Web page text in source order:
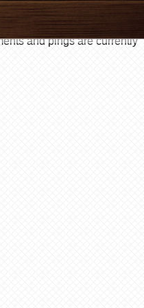
and pings are currently